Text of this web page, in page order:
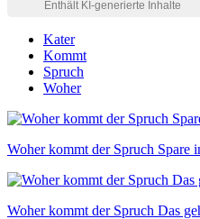
Kater
Kommt
Spruch
Woher
Woher kommt der Spruch Spare
Woher kommt der Spruch Das